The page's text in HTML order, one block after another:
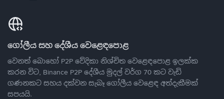
ගෝලීය සහ දේශීය වෙළෙඳපොළ
වෙනත් බොහෝ P2P වේදිකා නිශ්චිත වෙළෙඳපොළ ඉලක්ක
කරන විට, Binance P2P දේශීය මුදල් වර්ග 70 කට වැඩි
ගණනකට සහය දක්වන සැබෑ ගෝලීය වෙළෙඳ අත්දැකීමක්
සපයයි.